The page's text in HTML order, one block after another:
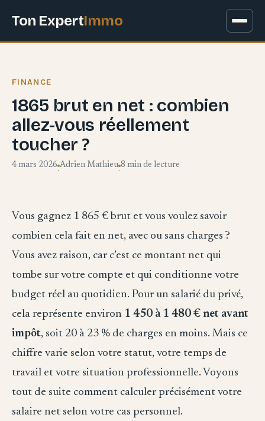
Ton ExpertImmo
FINANCE
1865 brut en net : combien
allez-vous réellement
toucher ?
4 mars 2026
·
Adrien Mathieu
·
8 min de lecture
Vous gagnez 1 865 € brut et vous voulez savoir
combien cela fait en net, avec ou sans charges ?
Vous avez raison, car c’est ce montant net qui
tombe sur votre compte et qui conditionne votre
budget réel au quotidien. Pour un salarié du privé,
cela représente environ 1 450 à 1 480 € net avant
impôt, soit 20 à 23 % de charges en moins. Mais ce
chiffre varie selon votre statut, votre temps de
travail et votre situation professionnelle. Voyons
tout de suite comment calculer précisément votre
salaire net selon votre cas personnel.